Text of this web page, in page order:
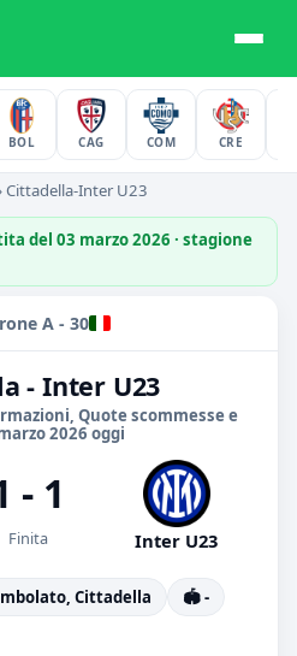
BOL CAG COM CRE
Cittadella-Inter U23
del 03 marzo 2026 · stagione
A - 30
- Inter U23
Quote scommesse e
2026 oggi
- 1
Finita Inter U23
Cittadella
🏟️ -